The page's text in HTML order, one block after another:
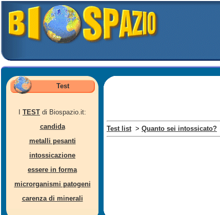
Test
TEST di Biospazio.it:
candida
metalli pesanti
intossicazione
essere in forma
microrganismi patogeni
carenza di minerali
Test list> Quanto sei intossicato?